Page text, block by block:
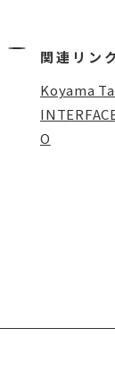
関連リン
Koyama
O